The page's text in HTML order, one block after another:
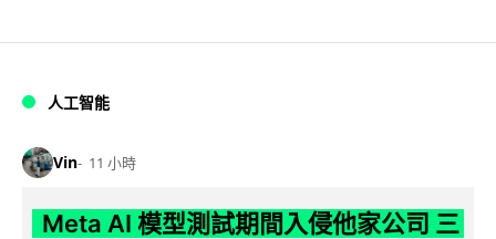
人工智能
Vin 11 小時
Meta AI 模型測試期間入侵他家公司 三